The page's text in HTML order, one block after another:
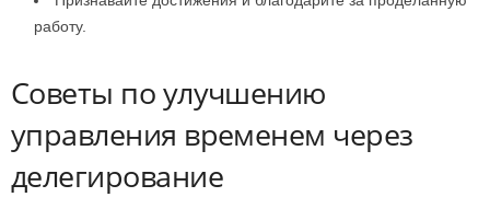
работу.
Советы по улучшению
управления временем через
делегирование